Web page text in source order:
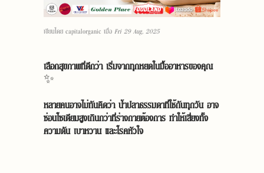
เขียนโดย capitalorganic เมื่อ Fri 29 Aug, 2025
เลือกสุขภาพที่ดีกว่า เริ่มจากทุกหยดในมื้ออาหารของคุณ
✨
หลายคนอาจไม่ทันคิดว่า น้ำปลาธรรมดาที่ใช้กันทุกวัน อาจ
ซ่อนโซเดียมสูงเกินกว่าที่ร่างกายต้องการ ทำให้เสี่ยงทั้ง
ความดัน เบาหวาน และโรคหัวใจ